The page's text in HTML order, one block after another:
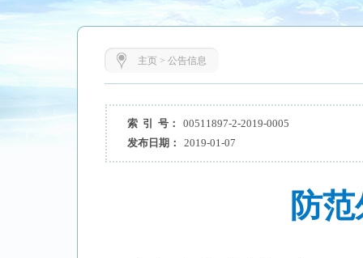
主页> 公告信息
索 引 号：
00511897-2-2019-0005
发布日期：
2019-01-07
防